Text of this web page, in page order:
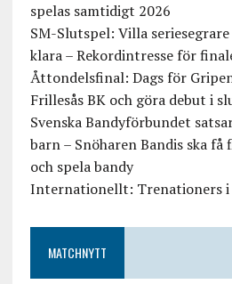
spelas samtidigt 2026
SM-Slutspel: Villa
klara – Rekordintresse för
Åttondelsfinal: Dags för
Frillesås BK och göra debut i
Svenska Bandyförbundet
barn – Snöharen Bandis ska
och spela bandy
Internationellt: Trenationers i
MATCHNYTT